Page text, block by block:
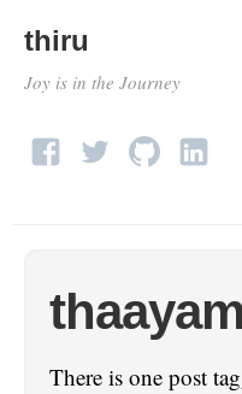
thiru
Joy is in the Journey
thaayam
There is one post